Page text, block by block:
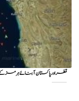
قطر اور پاکستان آبنائے ہرمز